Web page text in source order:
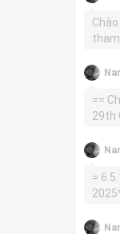
==
29th
=